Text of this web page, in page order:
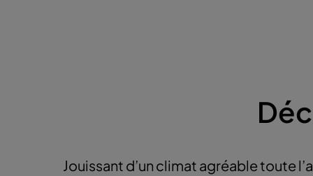
Jouissant d’un climat agréable toute